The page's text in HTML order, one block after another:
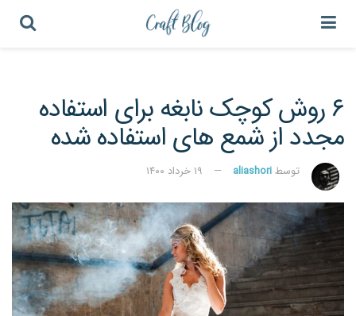
۶ روش کوچک نابغه برای استفاده
مجدد از شمع های استفاده شده
توسطaliashori ۱۹ خرداد ۱۴۰۰